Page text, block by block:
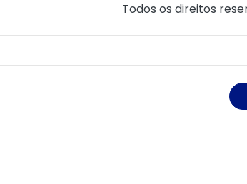
Todos os direitos